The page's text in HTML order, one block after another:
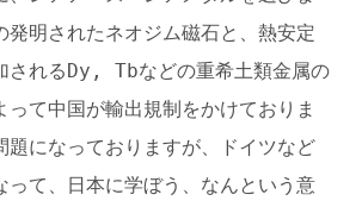
発明されたネオジム磁石と、熱安定
されるDy, Tbなどの重希土類金属の
って中国が輸出規制をかけておりま
題になっておりますが、ドイツなど
って、日本に学ぼう、なんという意